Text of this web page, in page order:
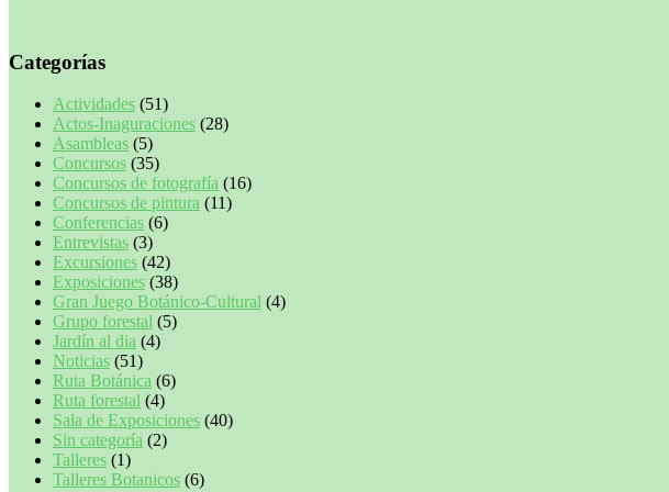
Categorías
Actividades (51)
Actos-Inaguraciones (28)
Asambleas (5)
Concursos (35)
Concursos de fotografía (16)
Concursos de pintura (11)
Conferencias (6)
Entrevistas (3)
Excursiones (42)
Exposiciones (38)
Gran Juego Botánico-Cultural (4)
Grupo forestal (5)
Jardín al dia (4)
Noticias (51)
Ruta Botánica (6)
Ruta forestal (4)
Sala de Exposiciones (40)
Sin categoría (2)
Talleres (1)
Talleres Botanicos (6)